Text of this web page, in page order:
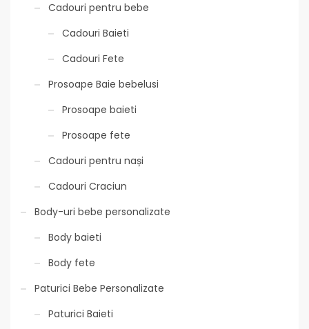
Cadouri pentru bebe
Cadouri Baieti
Cadouri Fete
Prosoape Baie bebelusi
Prosoape baieti
Prosoape fete
Cadouri pentru nași
Cadouri Craciun
Body-uri bebe personalizate
Body baieti
Body fete
Paturici Bebe Personalizate
Paturici Baieti